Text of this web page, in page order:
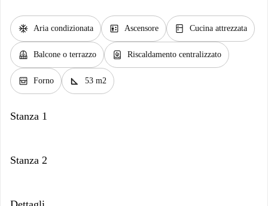
ac_unit Aria condizionata elevator Ascensore kitchen Cucina attrezzata
balcony Balcone o terrazzo water_heater Riscaldamento centralizzato
oven_gen Forno square_foot 53 m2
Stanza 1
Stanza 2